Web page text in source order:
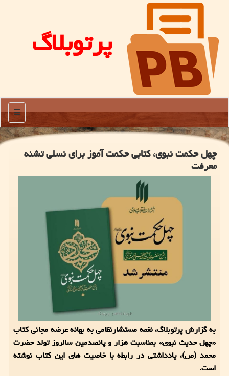
پرتوبلاگ
منو
چهل حکمت نبوی، کتابی حکمت آموز برای نسلی تشنه
معرفت
به گزارش پرتوبلاگ، نغمه مستشارنظامی به بهانه عرضه مجانی کتاب
«چهل حدیث نبوی» بمناسبت هزار و پانصدمین سالروز تولد حضرت
محمد (ص)، یادداشتی در رابطه با خاصیت های این کتاب نوشته
است.